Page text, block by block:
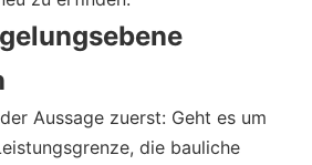
Aussage zuerst: Geht es um
die bauliche